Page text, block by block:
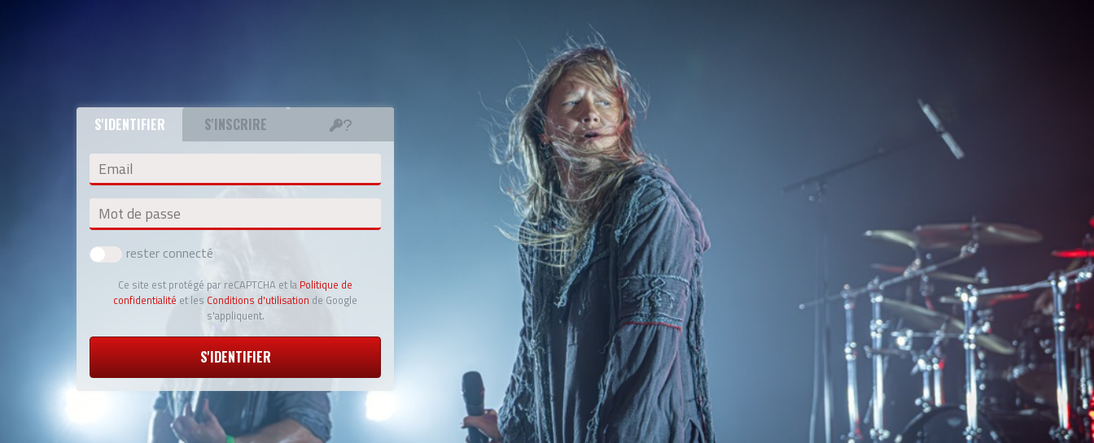
S'IDENTIFIER S'INSCRIRE
Email
Mot de passe
rester connecté
Ce site est protégé par reCAPTCHA et la Politique de
confidentialité et les Conditions d'utilisation de Google
s'appliquent.
S'IDENTIFIER